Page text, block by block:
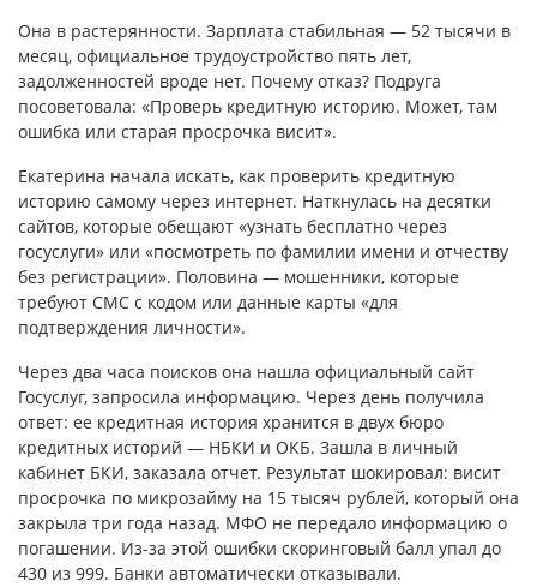
Она в растерянности. Зарплата стабильная — 52 тысячи в
месяц, официальное трудоустройство пять лет,
задолженностей вроде нет. Почему отказ? Подруга
посоветовала: «Проверь кредитную историю. Может, там
ошибка или старая просрочка висит».
Екатерина начала искать, как проверить кредитную
историю самому через интернет. Наткнулась на десятки
сайтов, которые обещают «узнать бесплатно через
госуслуги» или «посмотреть по фамилии имени и отчеству
без регистрации». Половина — мошенники, которые
требуют СМС с кодом или данные карты «для
подтверждения личности».
Через два часа поисков она нашла официальный сайт
Госуслуг, запросила информацию. Через день получила
ответ: ее кредитная история хранится в двух бюро
кредитных историй — НБКИ и ОКБ. Зашла в личный
кабинет БКИ, заказала отчет. Результат шокировал: висит
просрочка по микрозайму на 15 тысяч рублей, который она
закрыла три года назад. МФО не передало информацию о
погашении. Из-за этой ошибки скоринговый балл упал до
430 из 999. Банки автоматически отказывали.